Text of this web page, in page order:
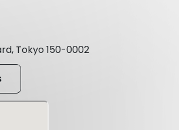
Tokyo 150-0002